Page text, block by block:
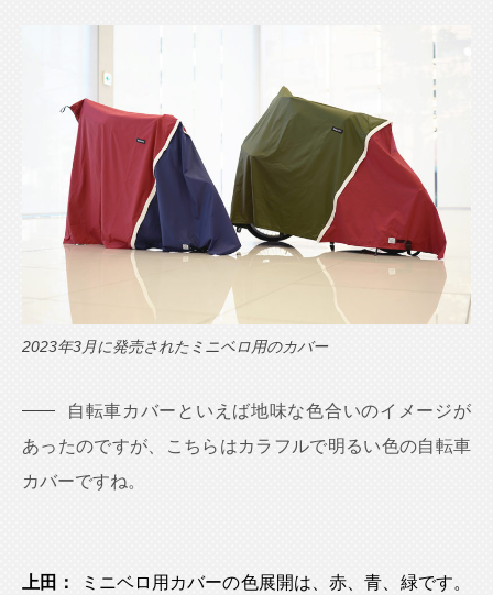
2023年3月に発売されたミニベロ用のカバー
自転車カバーといえば地味な色合いのイメージが
あったのですが、こちらはカラフルで明るい色の自転車
カバーですね。
上田：
ミニベロ用カバーの色展開は、赤、青、緑です。